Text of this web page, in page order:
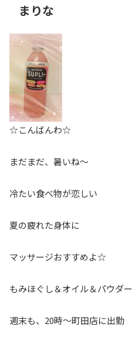
まりな
☆こんばんわ☆
まだまだ、暑いね〜
冷たい食べ物が恋しい
夏の疲れた身体に
マッサージおすすめよ☆
もみほぐし＆オイル＆パウダー
週末も、20時〜町田店に出勤